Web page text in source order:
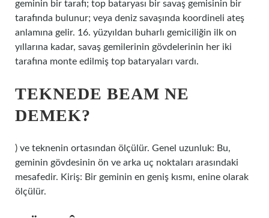
geminin bir tarafı; top bataryası bir savaş gemisinin bir
tarafında bulunur; veya deniz savaşında koordineli ateş
anlamına gelir. 16. yüzyıldan buharlı gemiciliğin ilk on
yıllarına kadar, savaş gemilerinin gövdelerinin her iki
tarafına monte edilmiş top bataryaları vardı.
TEKNEDE BEAM NE
DEMEK?
) ve teknenin ortasından ölçülür. Genel uzunluk: Bu,
geminin gövdesinin ön ve arka uç noktaları arasındaki
mesafedir. Kiriş: Bir geminin en geniş kısmı, enine olarak
ölçülür.